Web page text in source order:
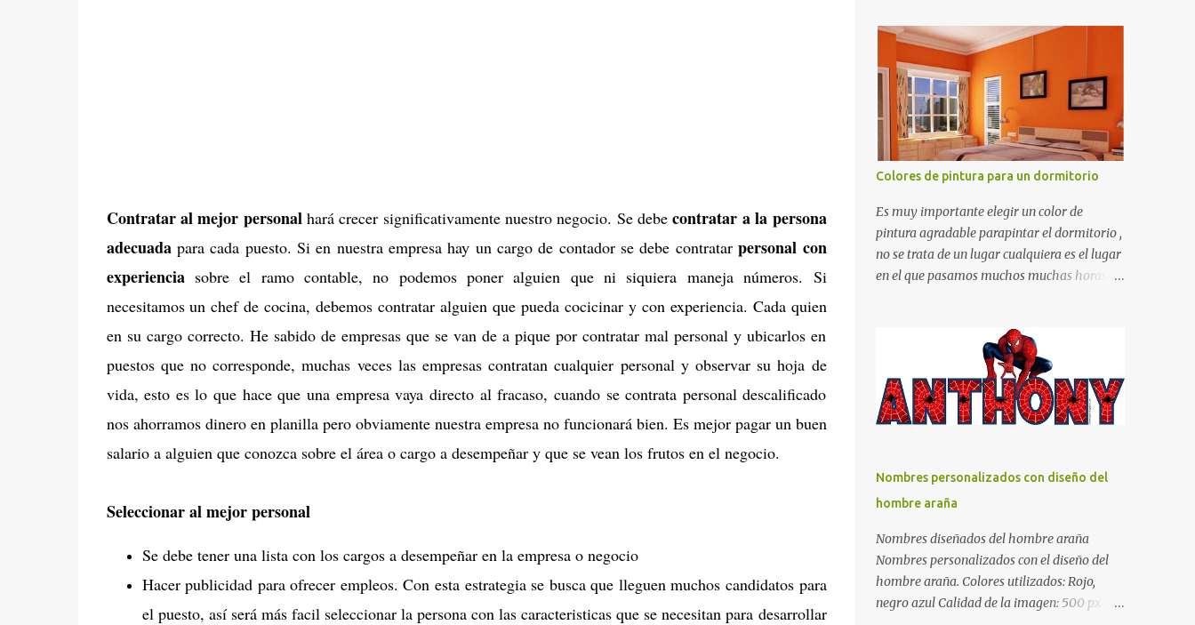
Contratar al mejor personalhará crecer significativamente nuestro negocio. Se debecontratar a la persona
adecuadapara cada puesto. Si en nuestra empresa hay un cargo de contador se debe contratarpersonal con
experienciasobre el ramo contable, no podemos poner alguien que ni siquiera maneja números. Si
necesitamos un chef de cocina, debemos contratar alguien que pueda cocicinar y con experiencia. Cada quien
en su cargo correcto. He sabido de empresas que se van de a pique por contratar mal personal y ubicarlos en
puestos que no corresponde, muchas veces las empresas contratan cualquier personal y observar su hoja de
vida, esto es lo que hace que una empresa vaya directo al fracaso, cuando se contrata personal descalificado
nos ahorramos dinero en planilla pero obviamente nuestra empresa no funcionará bien. Es mejor pagar un buen
salario a alguien que conozca sobre el área o cargo a desempeñar y que se vean los frutos en el negocio.
Seleccionar al mejor personal
Se debe tener una lista con los cargos a desempeñar en la empresa o negocio
Hacer publicidad para ofrecer empleos. Con esta estrategia se busca que lleguen muchos candidatos para
el puesto, así será más facil seleccionar la persona con las caracteristicas que se necesitan para desarrollar
de recortar y se pueden utilizar en variedad
de cosas como ser recortes para tareas
escolares, para hacer juegos infantiles
matemáticos, para decorar los cumpleaños
de los niños, entre otras cosas.
Colores de pintura para un dormitorio
Es muy importante elegir un color de
pintura agradable parapintar el dormitorio ,
no se trata de un lugar cualquiera es el lugar
en el que pasamos muchos muchas horas y
de un lugar propio que utilizamos todos los
días y por ende debemos tratar de que éste
sea un lugar muy agradable y cómodo y
también para nuestra vista. Te mostramos
algunas sugerencias que pueden brindar la
dormitorio. El color naranja es una buena
opción para recibir esa luz y felicidad que
todo ser humano necesita. El color blanco es
ideal para lograr el relax total, es un color
que va con todo y además es color bastante
limpio que te dará esa sensación de calidez.
Los colores terra son excelentes para usar en
Nombres personalizados con diseño del
hombre araña
Nombres diseñados del hombre araña
Nombres personalizados con el diseño del
hombre araña. Colores utilizados: Rojo,
negro azul Calidad de la imagen: 500 px Si